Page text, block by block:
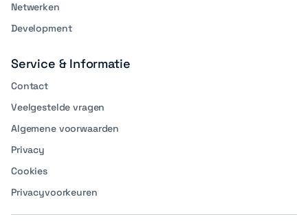
Netwerken
Development
Service & Informatie
Contact
Veelgestelde vragen
Algemene voorwaarden
Privacy
Cookies
Privacyvoorkeuren